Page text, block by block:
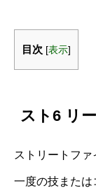
目次 [表示]
スト6 リ
ストリートフ
一度の技また